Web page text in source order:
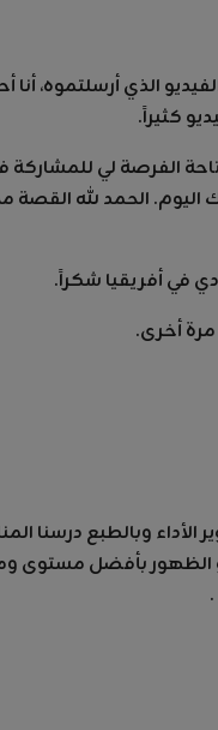
الذي أرسلتموه،
كثيراً.
الفرصة لي للمشاركة
اليوم. الحمد لله
في أفريقيا شكراً.
مرة أخرى.
الأداء وبالطبع درسنا
بأفضل مستوى